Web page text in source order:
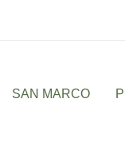
SAN MARCO